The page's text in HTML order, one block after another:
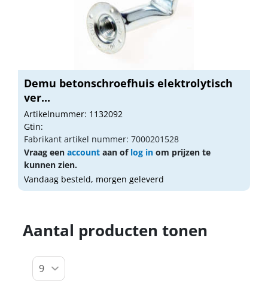
Demu betonschroefhuis elektrolytisch
ver...
Artikelnummer: 1132092
Gtin:
Fabrikant artikel nummer: 7000201528
Vraag een account aan of log in om prijzen te
kunnen zien.
Vandaag besteld, morgen geleverd
Aantal producten tonen